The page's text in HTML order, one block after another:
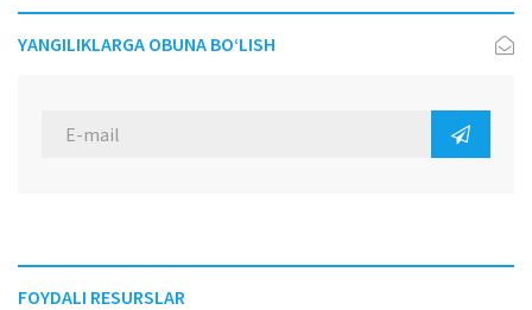
YANGILIKLARGA OBUNA BO‘LISH
FOYDALI RESURSLAR